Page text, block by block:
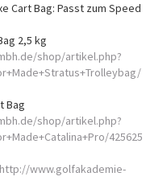
Cart Bag: Passt zum Speed
2,5 kg
shop/artikel.php?
Bag
shop/artikel.php?
425625
http://www.golfakademie-